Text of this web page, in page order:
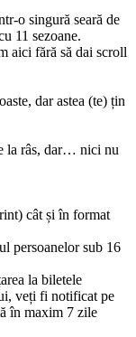
o singură seară de
11 sezoane.
aici fără să dai scroll
dar astea (te) țin
la râs, dar… nici nu
cât și în format
persoanelor sub 16
la biletele
veți fi notificat pe
în maxim 7 zile